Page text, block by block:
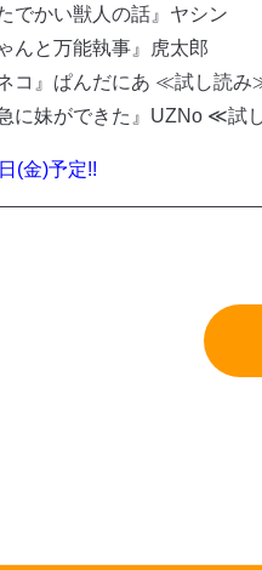
でかい獣人の話』ヤシン
んと万能執事』虎太郎
コ』ぱんだにあ ≪試し読
に妹ができた』UZNo ≪試
(金)予定!!